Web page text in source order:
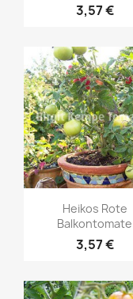
3,57 €
Vorschau
Heikos Rote
Balkontomate
3,57 €